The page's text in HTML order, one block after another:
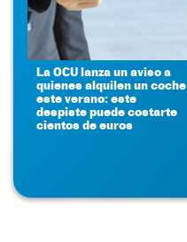
La OCU lanza un aviso a
quienes alquilen un coche
este verano: este
despiste puede costarte
cientos de euros